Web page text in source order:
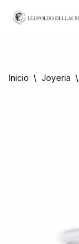
Inicio \ Joyeria \